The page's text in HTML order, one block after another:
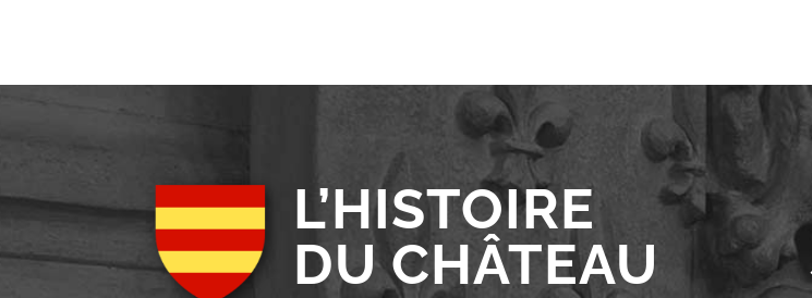
L’HISTOIRE
DU CHÂTEAU